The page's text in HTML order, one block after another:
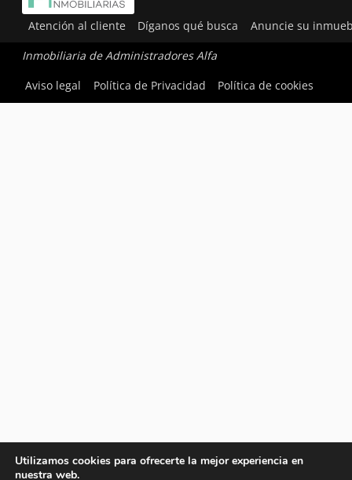
Atención al cliente Díganos qué busca Anuncie su
Inmobiliaria de Administradores Alfa
Aviso legal
Política de Privacidad Política de cookies
Utilizamos cookies para ofrecerte la mejor experiencia en
nuestra web.